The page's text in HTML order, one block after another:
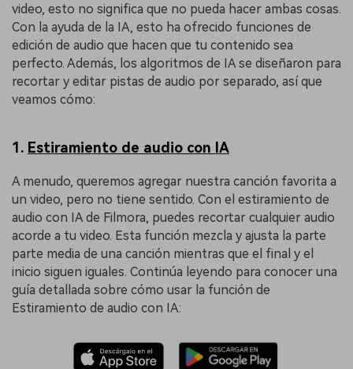
video, esto no significa que no pueda hacer ambas cosas.
Con la ayuda de la IA, esto ha ofrecido funciones de
edición de audio que hacen que tu contenido sea
perfecto. Además, los algoritmos de IA se diseñaron para
recortar y editar pistas de audio por separado, así que
veamos cómo:
1. Estiramiento de audio con IA
A menudo, queremos agregar nuestra canción favorita a
un video, pero no tiene sentido. Con el estiramiento de
audio con IA de Filmora, puedes recortar cualquier audio
acorde a tu video. Esta función mezcla y ajusta la parte
parte media de una canción mientras que el final y el
inicio siguen iguales. Continúa leyendo para conocer una
guía detallada sobre cómo usar la función de
Estiramiento de audio con IA: